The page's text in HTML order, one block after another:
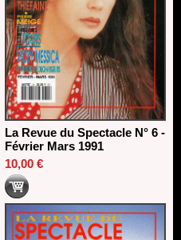
La Revue du Spectacle N° 6 -
Février Mars 1991
10,00 €